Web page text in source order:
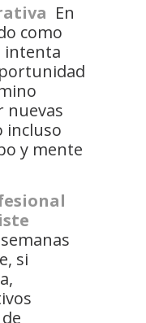
En
como
intenta
nuevas
incluso
y mente
si